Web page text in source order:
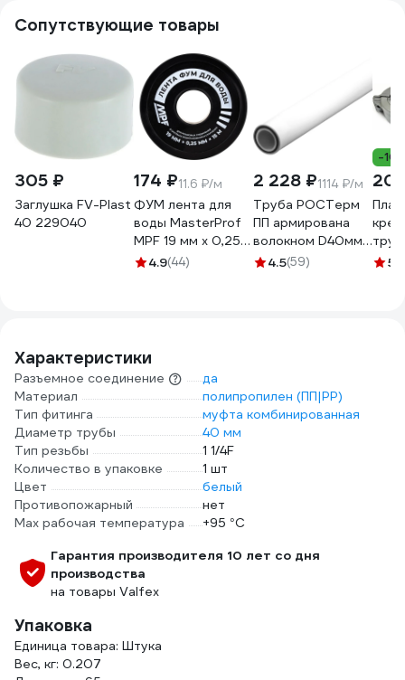
Сопутствующие товары
305 ₽
Заглушка FV-Plast
40 229040
174 ₽11.6 ₽/м
ФУМ лента для
воды MasterProf
MPF 19 мм x 0,25
мм x 15 м,
4.9(44)
2 228 ₽1114 ₽/м
Труба РОСТерм
ПП армирована
волокном D40мм
2м BF10014/2m
4.5(59)
-
405
Характеристики
Разъемное соединение
да
Материал
полипропилен (ПП|PP)
Тип фитинга
муфта комбинированная
Диаметр трубы
40 мм
Тип резьбы
1 1/4F
Количество в упаковке
1 шт
Цвет
белый
Противопожарный
нет
Max рабочая температура
+95 °С
Гарантия производителя 10 лет со дня
производства
на товары Valfex
Упаковка
Единица товара: Штука
Вес, кг: 0.207